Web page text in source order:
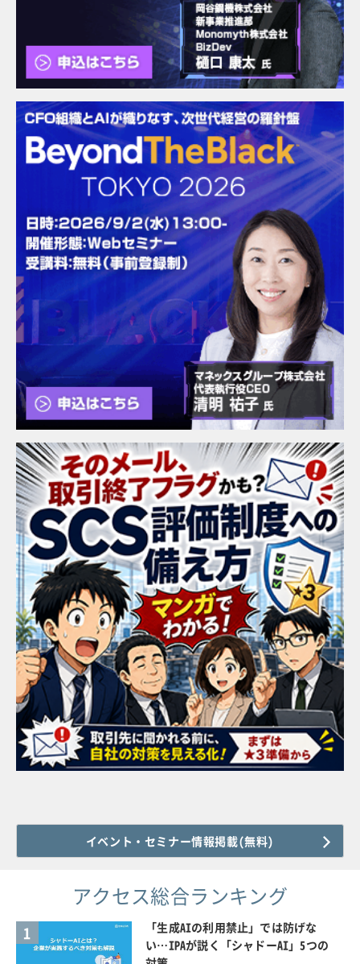
イベント・セミナー情報掲載(無料)
アクセス総合ランキング
1
「生成AIの利用禁止」では防げな
い…IPAが説く「シャドーAI」5つの